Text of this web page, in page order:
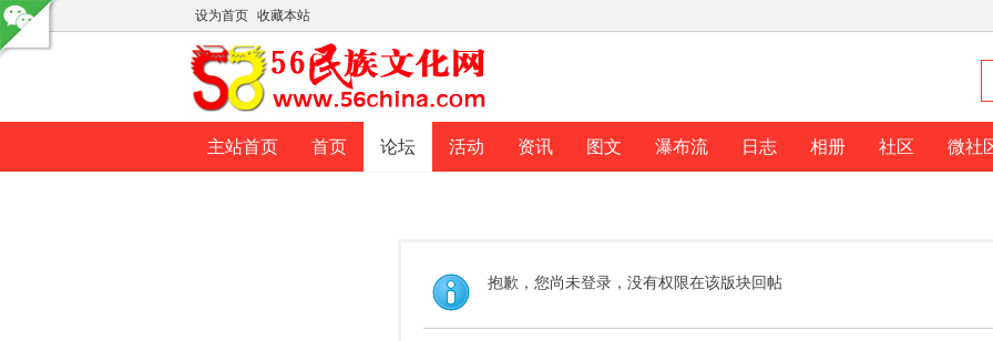
设为首页 收藏本站
主站首页 首页 论坛 活动 资讯 图文 瀑布流 日志 相册 社区 微社
抱歉，您尚未登录，没有权限在该版块回帖